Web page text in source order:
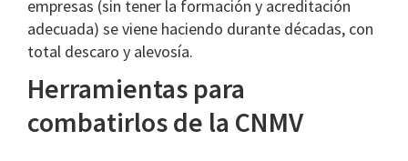
empresas (sin tener la formación y acreditación
adecuada) se viene haciendo durante décadas, con
total descaro y alevosía.
Herramientas para
combatirlos de la CNMV